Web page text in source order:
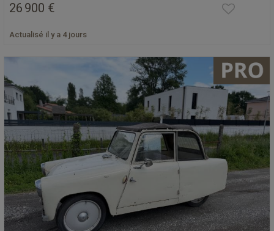
26 900 €
Actualisé il y a 4 jours